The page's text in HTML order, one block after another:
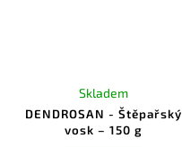
DENDROSAN - Štěpařský
vosk – 150 g
Skladem